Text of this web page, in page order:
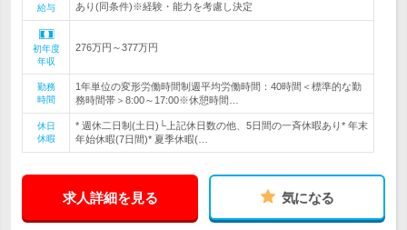
給与
あり(同条件)※経験・能力を考慮し決定
初年度
年収
276万円～377万円
勤務
時間
1年単位の変形労働時間制週平均労働時間：40時間＜標準的な勤
務時間帯＞8:00～17:00※休憩時間…
休日
休暇
* 週休二日制(土日)└上記休日数の他、5日間の一斉休暇あり* 年末
年始休暇(7日間)* 夏季休暇(…
求人詳細を見る 気になる